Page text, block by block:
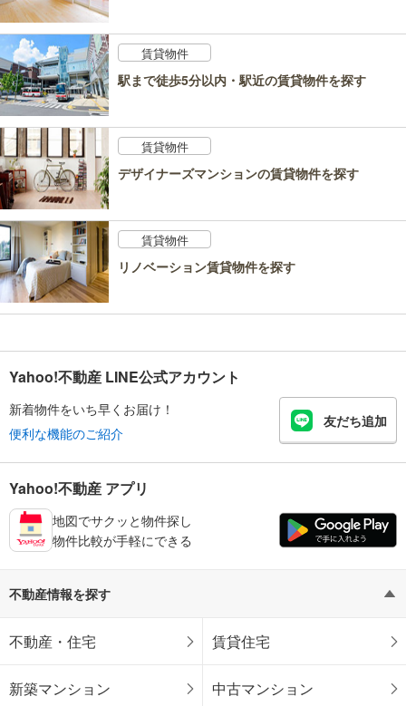
賃貸物件
駅まで徒歩5分以内・駅近の賃貸物件を探す
賃貸物件
デザイナーズマンションの賃貸物件を探す
賃貸物件
リノベーション賃貸物件を探す
Yahoo!不動産 LINE公式アカウント
新着物件をいち早くお届け！
便利な機能のご紹介
友だち追加
Yahoo!不動産 アプリ
地図でサクッと物件探し
物件比較が手軽にできる
不動産情報を探す
不動産・住宅 賃貸住宅
新築マンション 中古マンション